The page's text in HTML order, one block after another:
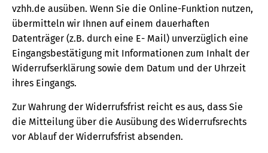
vzhh.de ausüben. Wenn Sie die Online-Funktion nutzen,
übermitteln wir Ihnen auf einem dauerhaften
Datenträger (z.B. durch eine E- Mail) unverzüglich eine
Eingangsbestätigung mit Informationen zum Inhalt der
Widerrufserklärung sowie dem Datum und der Uhrzeit
ihres Eingangs.
Zur Wahrung der Widerrufsfrist reicht es aus, dass Sie
die Mitteilung über die Ausübung des Widerrufsrechts
vor Ablauf der Widerrufsfrist absenden.